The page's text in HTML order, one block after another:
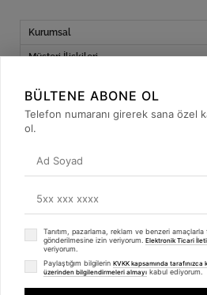
Kurumsal
Müşteri İlişkileri
Sosyal Medya
© 2019betulbabacan.com-
BÜLTENE ABONE OL
Telefon numaranı girerek sana özel
ol.
Tanıtım, pazarlama, reklam ve benzeri
gönderilmesine izin veriyorum. Elektronik Ticari
veriyorum.
Paylaştığım bilgilerin KVKK kapsamında
üzerinden bilgilendirmeleri almayı kabul ediyorum.